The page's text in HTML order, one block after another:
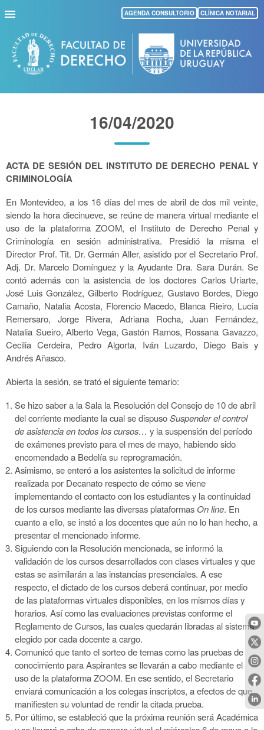
Pasar
al
contenido
principal
AGENDA CONSULTORIO CLÍNICA NOTARIAL
16/04/2020
ACTA DE SESIÓN DEL INSTITUTO DE DERECHO PENAL Y
CRIMINOLOGÍA
En Montevideo, a los 16 días del mes de abril de dos mil veinte,
siendo la hora diecinueve, se reúne de manera virtual mediante el
uso de la plataforma ZOOM, el Instituto de Derecho Penal y
Criminología en sesión administrativa. Presidió la misma el
Director Prof. Tit. Dr. Germán Aller, asistido por el Secretario Prof.
Adj. Dr. Marcelo Domínguez y la Ayudante Dra. Sara Durán. Se
contó además con la asistencia de los doctores Carlos Uriarte,
José Luis González, Gilberto Rodríguez, Gustavo Bordes, Diego
Camaño, Natalia Acosta, Florencio Macedo, Blanca Rieiro, Lucía
Remersaro, Jorge Rivera, Adriana Rocha, Juan Fernández,
Natalia Sueiro, Alberto Vega, Gastón Ramos, Rossana Gavazzo,
Cecilia Cerdeira, Pedro Algorta, Iván Luzardo, Diego Bais y
Andrés Añasco.
Abierta la sesión, se trató el siguiente temario:
Se hizo saber a la Sala la Resolución del Consejo de 10 de abril
del corriente mediante la cual se dispusoSuspender el control
de asistencia en todos los cursos… y la suspensión del período
de exámenes previsto para el mes de mayo, habiendo sido
encomendado a Bedelía su reprogramación.
Asimismo, se enteró a los asistentes la solicitud de informe
realizada por Decanato respecto de cómo se viene
implementando el contacto con los estudiantes y la continuidad
de los cursos mediante las diversas plataformas On line. En
cuanto a ello, se instó a los docentes que aún no lo han hecho, a
presentar el mencionado informe.
Siguiendo con la Resolución mencionada, se informó la
validación de los cursos desarrollados con clases virtuales y que
estas se asimilarán a las instancias presenciales. A ese
respecto, el dictado de los cursos deberá continuar, por medio
de las plataformas virtuales disponibles, en los mismos días y
horarios. Así como las evaluaciones previstas conforme el
Reglamento de Cursos, las cuales quedarán libradas al sistema
elegido por cada docente a cargo.
Comunicó que tanto el sorteo de temas como las pruebas de
conocimiento para Aspirantes se llevarán a cabo mediante el
uso de la plataforma ZOOM. En ese sentido, el Secretario
enviará comunicación a los colegas inscriptos, a efectos de que
manifiesten su voluntad de rendir la citada prueba.
Por último, se estableció que la próxima reunión será Académica